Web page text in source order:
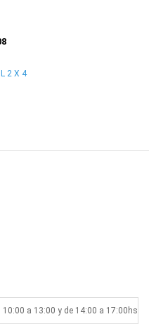
2 X 4
10:00 a 13:00 y de 14:00 a 17:00hs